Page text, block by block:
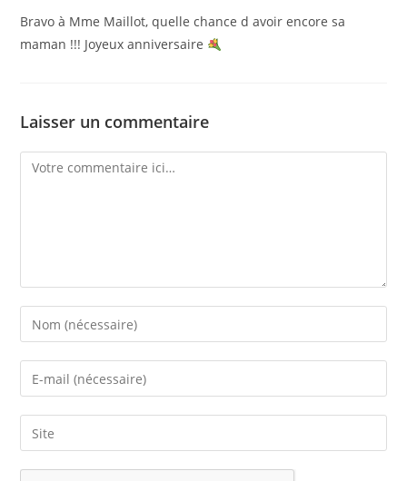
Bravo à Mme Maillot, quelle chance d avoir encore sa
maman !!! Joyeux anniversaire
Laisser un commentaire
Comment
Enter
your
name
comment
Enter
your
email
address
Saisir
l’URL
de